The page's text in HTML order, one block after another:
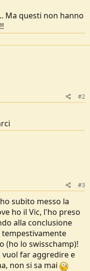
Ma questi non hanno
#2
#3
ho subito messo la
ho il Vic, l'ho preso
alla conclusione
(ho lo swisschamp)!
vuol far aggredire e
non si sa mai